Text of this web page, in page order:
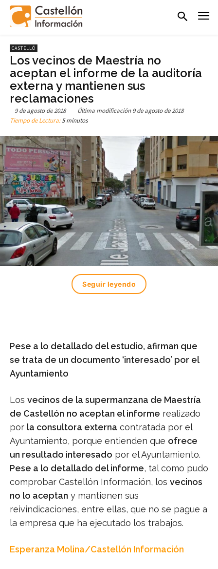
CASTELLÓ
Los vecinos de Maestría no
aceptan el informe de la auditoría
externa y mantienen sus
reclamaciones
9 de agosto de 2018 Última modificación 9 de agosto de 2018
Tiempo de Lectura:5 minutos
Seguir leyendo
Pese a lo detallado del estudio, afirman que
se trata de un documento ‘interesado’ por el
Ayuntamiento
Los vecinos de la supermanzana de Maestría
de Castellón no aceptan el informe realizado
por la consultora externa contratada por el
Ayuntamiento, porque entienden que ofrece
un resultado interesado por el Ayuntamiento.
Pese a lo detallado del informe, tal como pudo
comprobar Castellón Información, los vecinos
no lo aceptan y mantienen sus
reivindicaciones, entre ellas, que no se pague a
la empresa que ha ejecutado los trabajos.
Esperanza Molina/Castellón Información